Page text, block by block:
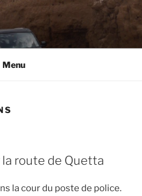
Menu
la route de Quetta
la cour du poste de police.